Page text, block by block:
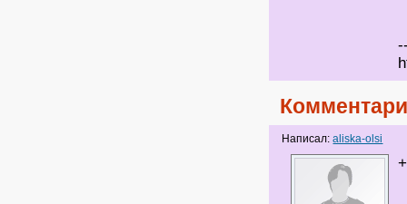
Написал:aliska-olsi